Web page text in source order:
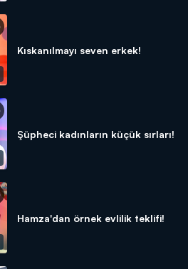
Kıskanılmayı seven erkek!
Şüpheci kadınların küçük sırları!
Hamza'dan örnek evlilik teklifi!